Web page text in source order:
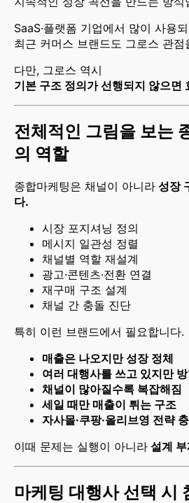
SaaS·플랫폼 기업에서 많이 사용
최근 커머스 브랜드도 그로스 관
다만, 그로스 역시
기본 구조 정의가 선행되지 않으면
전체적인 그림을 보는
의 역할
종합마케팅은 채널이 아니라 성장
다.
시장 포지셔닝 정의
메시지 일관성 정렬
채널별 역할 재설계
광고·콘텐츠·전환 연결
재구매 구조 설계
채널 간 충돌 진단
특히 이런 브랜드에서 필요합니다.
매출은 나오지만 성장 정체
여러 대행사를 쓰고 있지만
채널이 많아질수록 복잡해짐
세일 때만 매출이 튀는 구조
자사몰·쿠팡·올리브영 전략
이때 문제는 실행이 아니라 설계 부
마케팅 대행사 선택 시